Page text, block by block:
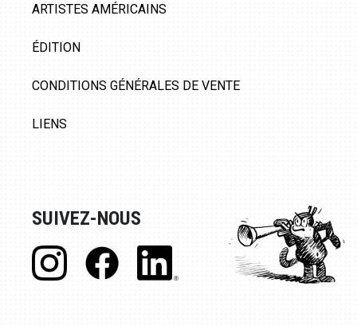
ARTISTES AMÉRICAINS
ÉDITION
CONDITIONS GÉNÉRALES DE VENTE
LIENS
SUIVEZ-NOUS